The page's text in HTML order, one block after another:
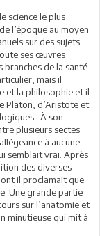
science le plus
l’époque au moyen
sur des sujets
ses œuvres
branches de la santé
mais il
et la philosophie et il
Platon, d’Aristote et
À son
plusieurs sectes
à aucune
semblait vrai. Après
des diverses
il proclamait que
Une grande partie
sur l’anatomie et
minutieuse qui mit à